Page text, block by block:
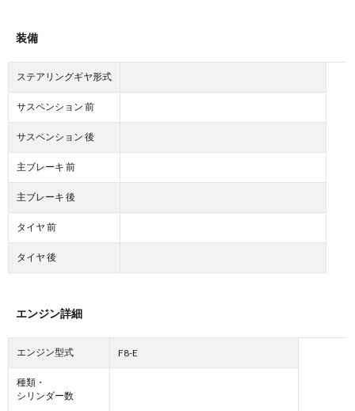
装備
ステアリングギヤ形式
サスペンション 前
サスペンション 後
主ブレーキ 前
主ブレーキ 後
タイヤ 前
タイヤ 後
エンジン詳細
エンジン型式 F8-E
種類・
シリンダー数